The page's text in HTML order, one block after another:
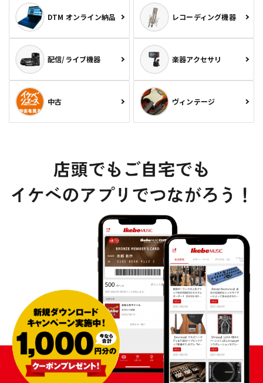
DTM オンライン納品 レコーディング機器
配信/ライブ機器 楽器アクセサリ
中古 ヴィンテージ